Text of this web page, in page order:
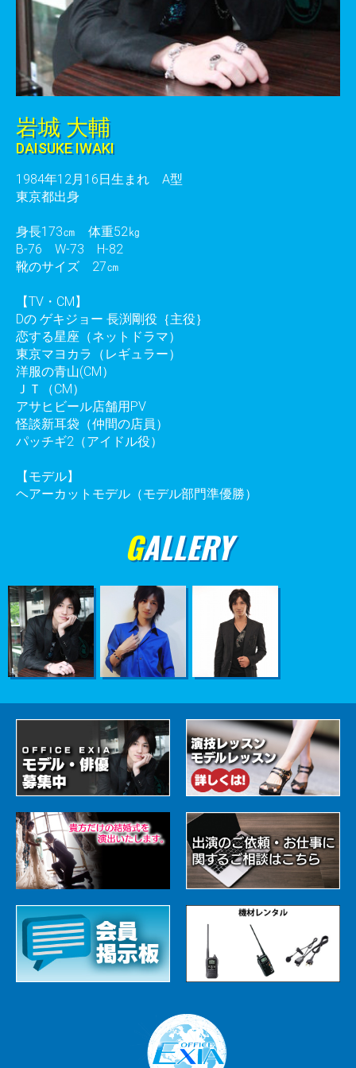
岩城 大輔
DAISUKE IWAKI
1984年12月16日生まれ A型
東京都出身
身長173㎝ 体重52㎏
B-76 W-73 H-82
靴のサイズ 27㎝
【TV・CM】
Dの ゲキジョー 長渕剛役｛主役｝
恋する星座（ネットドラマ）
東京マヨカラ（レギュラー）
洋服の青山(CM）
ＪＴ（CM）
アサヒビール店舗用PV
怪談新耳袋（仲間の店員）
パッチギ2（アイドル役）
【モデル】
ヘアーカットモデル（モデル部門準優勝）
GALLERY